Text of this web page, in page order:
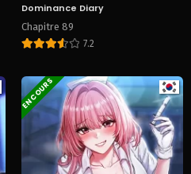
Dominance Diary
Chapitre 89
7.2
EN COURS